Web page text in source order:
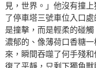
見，世界。」他沒有撞
了停車塔三號車位入口
是撞擊，而是輕柔的碰
濃郁的、像薄荷口香糖
來，瞬間吞噬了何手殘
復了平靜，只剩下獨角